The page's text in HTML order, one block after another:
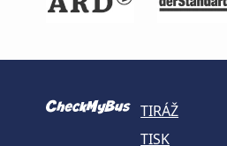
TIRÁŽ
TISK